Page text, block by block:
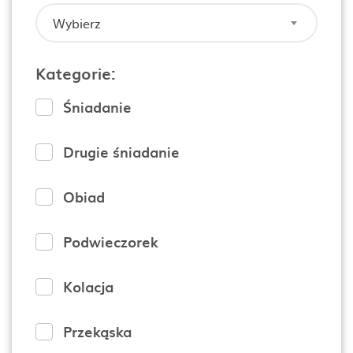
Wybierz
Kategorie:
Śniadanie
Drugie śniadanie
Obiad
Podwieczorek
Kolacja
Przekąska